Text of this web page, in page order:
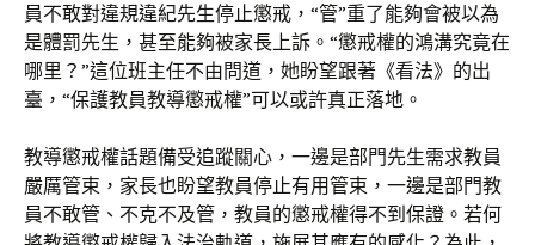
員不敢對違規違紀先生停止懲戒，“管”重了能夠會被以為
是體罰先生，甚至能夠被家長上訴。“懲戒權的鴻溝究竟在
哪里？”這位班主任不由問道，她盼望跟著《看法》的出
臺，“保護教員教導懲戒權”可以或許真正落地。
教導懲戒權話題備受追蹤關心，一邊是部門先生需求教員
嚴厲管束，家長也盼望教員停止有用管束，一邊是部門教
員不敢管、不克不及管，教員的懲戒權得不到保證。若何